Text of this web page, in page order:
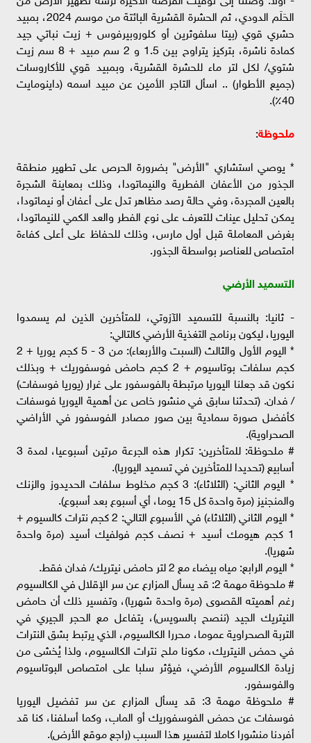
الحَلَم الدودي، ثم الحشرة القشرية البائتة من موسم 2024، بمبيد
حشري قوي (بيتا سلفوثرين أو كلوروبيرفوس + زيت نباتي جيد
كمادة ناشرة، بتركيز يتراوح بين 1.5 و 2 سم مبيد + 8 سم زيت
شتوي/ لكل لتر ماء للحشرة القشرية، وبمبيد قوي للأكاروسات
(جميع الأطوار) .. اسأل التاجر الأمين عن مبيد اسمه (داينومايت
40٪).
ملحوظة:
* يوصي استشاري "الأرض" بضرورة الحرص على تطهير منطقة
الجذور من الأعفان الفطرية والنيماتودا، وذلك بمعاينة الشجرة
بالعين المجردة، وفي حالة رصد مظاهر تدل على أعفان أو نيماتودا،
يمكن تحليل عينات للتعرف على نوع الفطر والعد الكمي للنيماتودا،
بغرض المعاملة قبل أول مارس، وذلك للحفاظ على أعلى كفاءة
امتصاص للعناصر بواسطة الجذور.
التسميد الأرضي
- ثانيا: بالنسبة للتسميد الآزوتي، للمتأخرين الذين لم يسمدوا
اليوريا، ليكون برنامج التغذية الأرضي كالتالي:
* اليوم الأول والثالث (السبت والأربعاء): من 3 - 5 كجم يوريا + 2
كجم سلفات بوتاسيوم + 2 كجم حامض فوسفوريك + وبذلك
نكون قد جعلنا اليوريا مرتبطة بالفوسفور على غرار (يوريا فوسفات)
/ فدان. (تحدثنا سابق في منشور خاص عن أهمية اليوريا فوسفات
كأفضل صورة سمادية بين صور مصادر الفوسفور في الأراضي
الصحراوية).
# ملحوظة: للمتأخرين: تكرار هذه الجرعة مرتين أسبوعيا، لمدة 3
أسابيع (تحديدا للمتأخرين في تسميد اليوريا).
* اليوم الثاني: (الثلاثاء): 3 كجم مخلوط سلفات الحديدوز والزنك
والمنجنيز (مرة واحدة كل 15 يوما، أي أسبوع بعد أسبوع).
* اليوم الثاني (الثلاثاء) في الأسبوع التالي: 2 كجم نترات كالسيوم +
1 كجم هيومك أسيد + نصف كجم فولفيك أسيد (مرة واحدة
شهريا).
* اليوم الرابع: مياه بيضاء مع 2 لتر حامض نيتريك/ فدان فقط.
# ملحوظة مهمة 2: قد يسأل المزارع عن سر الإقلال في الكالسيوم
رغم أهميته القصوى (مرة واحدة شهريا)، وتفسير ذلك أن حامض
النيتريك الجيد (ننصح بالسويس)، يتفاعل مع الحجر الجيري في
التربة الصحراوية عموما، محررا الكالسيوم، الذي يرتبط بشق النترات
في حمض النيتريك، مكونا ملح نترات الكالسيوم، ولذا يُخشى من
زيادة الكالسيوم الأرضي، فيؤثر سلبا على امتصاص البوتاسيوم
والفوسفور.
# ملحوظة مهمة 3: قد يسأل المزارع عن سر تفضيل اليوريا
فوسفات عن حمض الفوسفوريك أو الماب، وكما أسلفنا، كنا قد
أفردنا منشورا كاملا لتفسير هذا السبب (راجع موقع الأرض).